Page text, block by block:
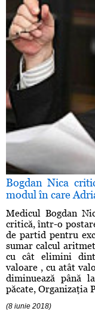
Bogdan Nica
modul în care
Medicul Bogdan
critică, într-o
de partid pentru
sumar calcul
cu cât elimini
valoare , cu atât
diminuează până
păcate, Organizaţia
(8 iunie 2018)